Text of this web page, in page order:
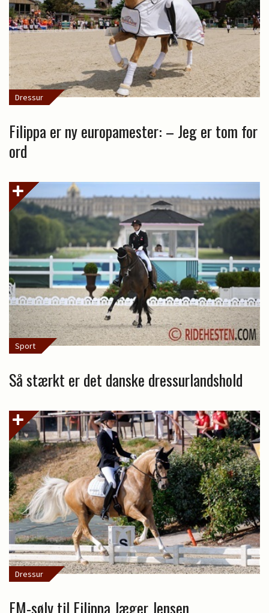
Dressur
Filippa er ny europamester: – Jeg er tom for
ord
Sport
Så stærkt er det danske dressurlandshold
Dressur
EM-sølv til Filippa Jæger Jensen